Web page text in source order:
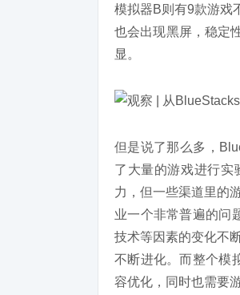
模拟器B则有9款游戏
也会出现黑屏，稳定
显。
但是说了那么多，
了大量的游戏进行实
力，但一些渠道里的
业一个非常普遍的问
技术等因素的变化不
不断进化。而整个模
容优化，同时也需要